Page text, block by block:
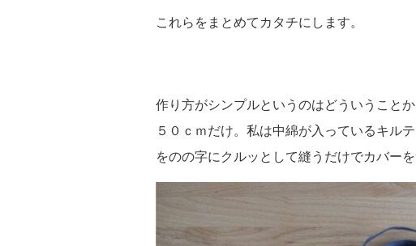
これらをまとめてカタチにします。
作り方がシンプルというのはどういうこと
５０ｃｍだけ。私は中綿が入っているキル
をのの字にクルッとして縫うだけでカバー